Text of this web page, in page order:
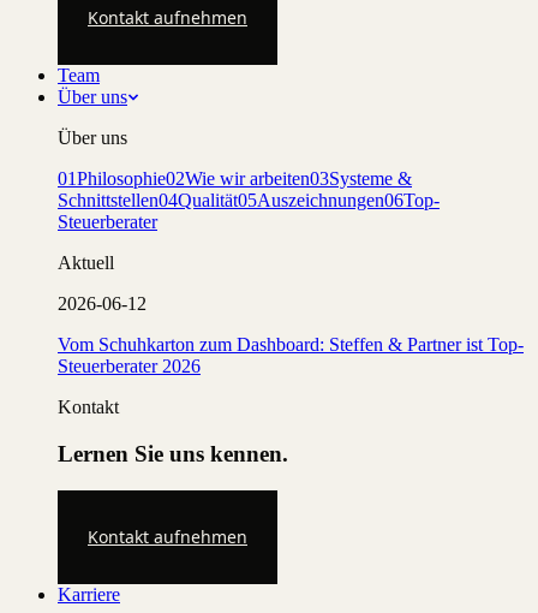
Kontakt aufnehmen
Team
Über uns
Über uns
01Philosophie02Wie wir arbeiten03Systeme &
Schnittstellen04Qualität05Auszeichnungen06Top-
Steuerberater
Aktuell
2026-06-12
Vom Schuhkarton zum Dashboard: Steffen & Partner ist Top-
Steuerberater 2026
Kontakt
Lernen Sie uns kennen.
Kontakt aufnehmen
Karriere